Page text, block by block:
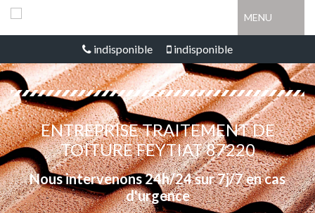
MENU
indisponible indisponible
ENTREPRISE TRAITEMENT DE
TOITURE FEYTIAT 87220
Nous intervenons 24h/24 sur 7j/7 en cas
d'urgence